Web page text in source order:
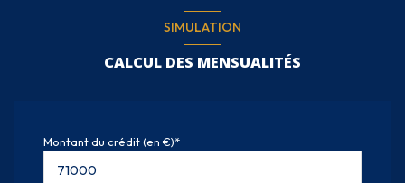
SIMULATION
CALCUL DES MENSUALITÉS
Montant du crédit (en €)*